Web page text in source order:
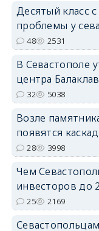
Десятый класс
проблемы у
48 2531
В Севастополе
центра
32 5038
Возле
появятся
28 3998
Чем
инвесторов до
25 2169